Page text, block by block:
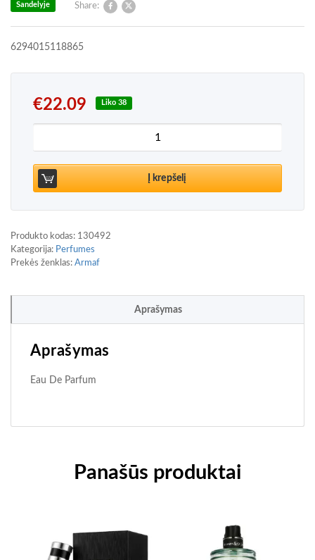
Share:
Sandelyje
6294015118865
€22.09 Liko 38
produkto kiekis: Armaf Bucephalus No. XI Eau
Į krepšelį
Produkto kodas: 130492
Kategorija: Perfumes
Prekės ženklas: Armaf
Aprašymas
Aprašymas
Eau De Parfum
Panašūs produktai